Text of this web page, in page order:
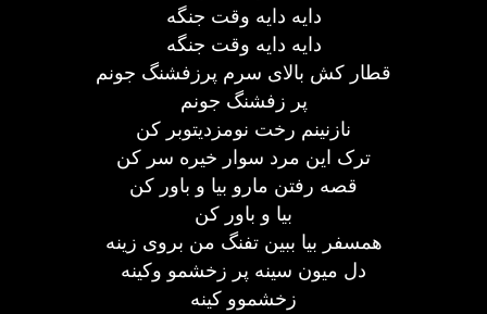
دایه دایه وقت جنگه
دایه دایه وقت جنگه
قطار کش بالای سرم پرزفشنگ جونم
پر زفشنگ جونم
نازنینم رخت نومزدیتوبر کن
ترک این مرد سوار خیره سر کن
قصه رفتن مارو بیا و باور کن
بیا و باور کن
همسفر بیا ببین تفنگ من بروی زینه
دل میون سینه پر زخشمو وکینه
زخشموو کینه